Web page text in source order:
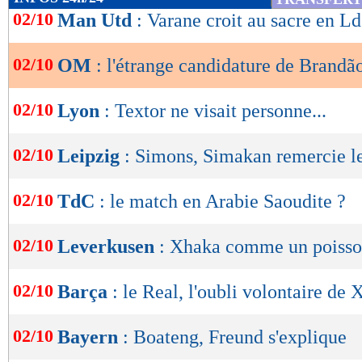
Longoria qui a nommé Gennaro Gattuso.
Lu 32.955 fois- Eric Bethsy -
de
OK
02/10 Man Utd : Varane croit au sacre en
02/10 OM : l'étrange candidature de
02/10 Lyon : Textor ne visait personne...
02/10 Leipzig : Simons, Simakan remercie
02/10 TdC : le match en Arabie Saoudite ?
02/10 Leverkusen : Xhaka comme un
02/10 Barça : le Real, l'oubli volontaire de
02/10 Bayern : Boateng, Freund s'explique